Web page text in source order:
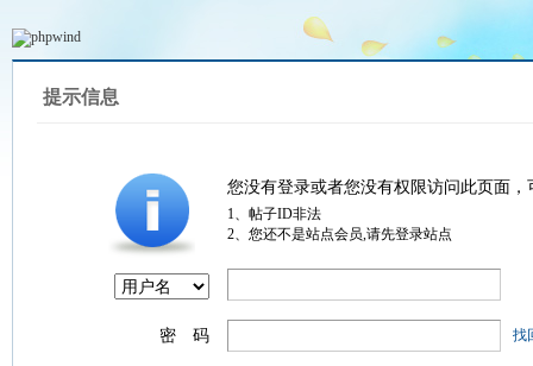
提示信息
您没有登录或者您没有权限访问此页面
1、帖子ID非法
2、您还不是站点会员,请先登录站点
密 码 找